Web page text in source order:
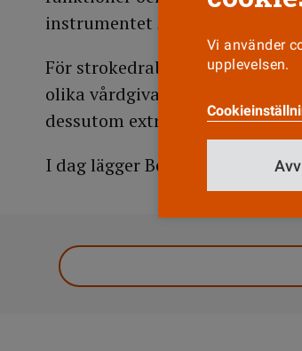
instrumentet Stroke ICF
För strokedrabbade personer
olika vårdgivare inom
dessutom extra bra eftersom
I dag lägger Beatrix Algurén
Vi använder
upplevelsen.